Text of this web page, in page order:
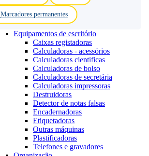
Marcadores permanentes
Equipamentos de escritório
Caixas registadoras
Calculadoras - acessórios
Calculadoras cientificas
Calculadoras de bolso
Calculadoras de secretária
Calculadoras impressoras
Destruidoras
Detector de notas falsas
Encadernadoras
Etiquetadoras
Outras máquinas
Plastificadoras
Telefones e gravadores